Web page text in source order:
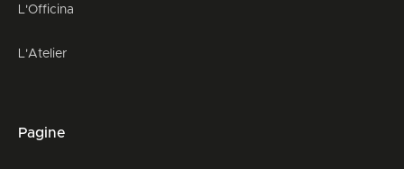
L'Officina
L'Atelier
Pagine